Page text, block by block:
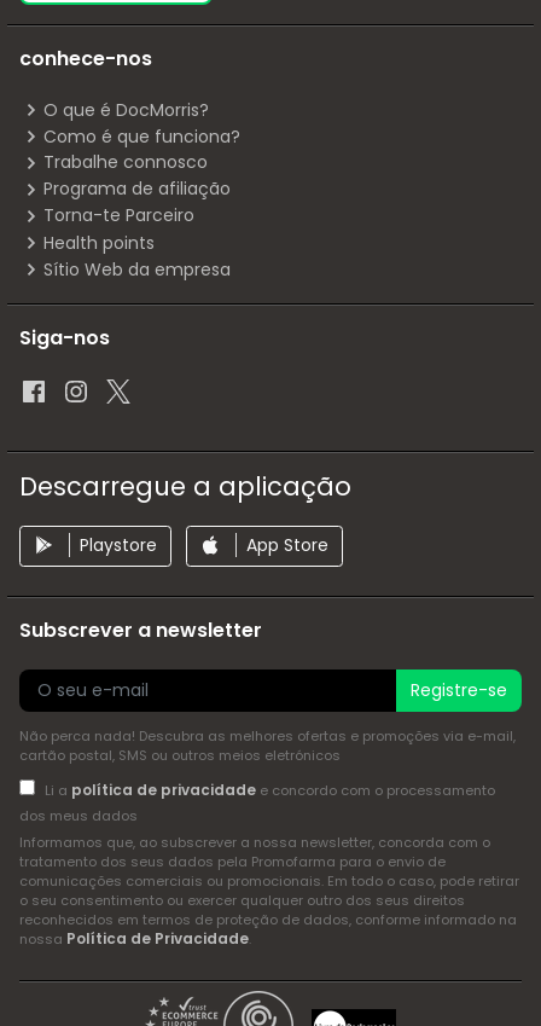
conhece-nos
O que é DocMorris?
Como é que funciona?
Trabalhe connosco
Programa de afiliação
Torna-te Parceiro
Health points
Sítio Web da empresa
Siga-nos
Descarregue a aplicação
Playstore App Store
Subscrever a newsletter
Registre-se
Não perca nada! Descubra as melhores ofertas e promoções via e-mail,
cartão postal, SMS ou outros meios eletrónicos
Li a política de privacidadee concordo com o processamento
dos meus dados
Informamos que, ao subscrever a nossa newsletter, concorda com o
tratamento dos seus dados pela Promofarma para o envio de
comunicações comerciais ou promocionais. Em todo o caso, pode retirar
o seu consentimento ou exercer qualquer outro dos seus direitos
reconhecidos em termos de proteção de dados, conforme informado na
nossa Política de Privacidade.